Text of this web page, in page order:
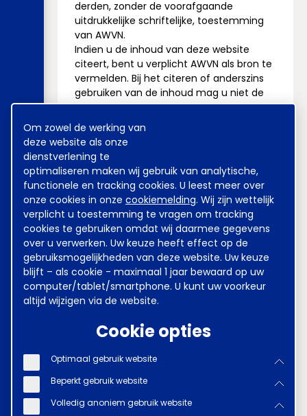
Cookie
melding
Om zowel de werking van
deze website als onze
dienstverlening te
optimaliseren maken wij gebruik van analytische,
functionele en tracking cookies. U leest meer over
onze cookies in onze cookiemelding. Wij zijn wettelijk
verplicht u toestemming te vragen om tracking
cookies te gebruiken omdat wij daarmee gegevens
over u verwerken. Uw keuze heeft effect op de
gebruiksmogelijkheden van deze website. Uw keuze
blijft – als cookie - maximaal 1 jaar bewaard op uw
computer/tablet/smartphone. U kunt uw voorkeur
altijd wijzigen via de website.
Cookie opties
Optimaal gebruik website
Beperkt gebruik website
Volledig anoniem gebruik website
derden, zonder de voorafgaande
uitdrukkelijke schriftelijke, toestemming
van AWVN.
Indien u de inhoud van deze website
citeert, bent u verplicht AWVN als bron te
vermelden. Bij het citeren of anderszins
gebruiken van de inhoud mag u niet de
indruk wekken dat AWVN zonder meer
instemt met de aard en strekking van uw
afgeleide werk.
Het is de bezoeker niet toegestaan om
met behulp van de cao-kijker
commerciële of niet-commerciële
advisering te bieden aan derden.
Toegankelijkheid
AWVN wil de informatie op deze website
toegankelijk maken voor alle gebruikers.
Als u problemen ondervindt met het
raadplegen van de website, laat het ons
dan s.v.p. weten met vermelding van de
manier waarop u de website heeft
gebruikte internet browser en het
werkgeverslijn@awvn.nl